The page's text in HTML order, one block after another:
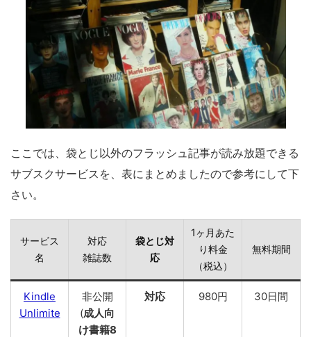
ここでは、袋とじ以外のフラッシュ記事が読み放題できる
サブスクサービスを、表にまとめましたので参考にして下
さい。
サービス
名
対応
雑誌数
袋とじ対
応
1ヶ月あた
り料金
（税込）
無料期間
Kindle
Unlimite
非公開
(成人向
け書籍8
対応 980円 30日間